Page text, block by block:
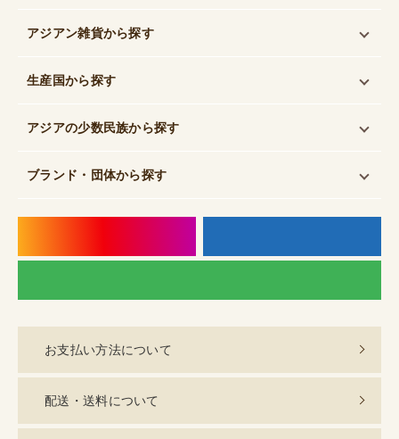
アジアン雑貨から探す
生産国から探す
アジアの少数民族から探す
ブランド・団体から探す
お支払い方法について
配送・送料について